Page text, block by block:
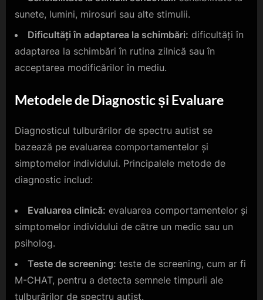
sunete, lumini, mirosuri sau alte stimulii.
Dificultăți în adaptarea la schimbări: dificultăți în
adaptarea la schimbări în rutina zilnică sau în
acceptarea modificărilor în mediu.
Metodele de Diagnostic și Evaluare
Diagnosticul tulburărilor de spectru autist se
bazează pe evaluarea comportamentelor și
simptomelor individului. Principalele metode de
diagnostic includ:
Evaluarea clinică: evaluarea comportamentelor și
simptomelor individului de către un medic sau un
psiholog.
Teste de screening: teste de screening, cum ar fi
M-CHAT, pentru a detecta semnele timpurii ale
tulburărilor de spectru autist.